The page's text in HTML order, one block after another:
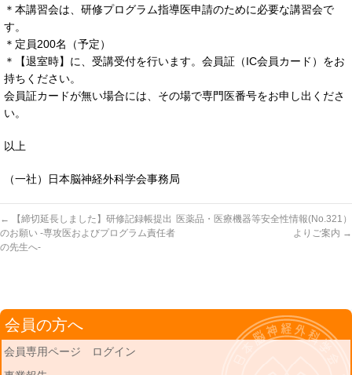
＊本講習会は、研修プログラム指導医申請のために必要な講習会で
す。
＊定員200名（予定）
＊【退室時】に、受講受付を行います。会員証（IC会員カード）をお
持ちください。
会員証カードが無い場合には、その場で専門医番号をお申し出くださ
い。
以上
（一社）日本脳神経外科学会事務局
←
【締切延長しました】研修記録帳提出
のお願い -専攻医およびプログラム責任者
の先生へ-
医薬品・医療機器等安全性情報(No.321）
よりご案内 →
会員の方へ
会員専用ページ ログイン